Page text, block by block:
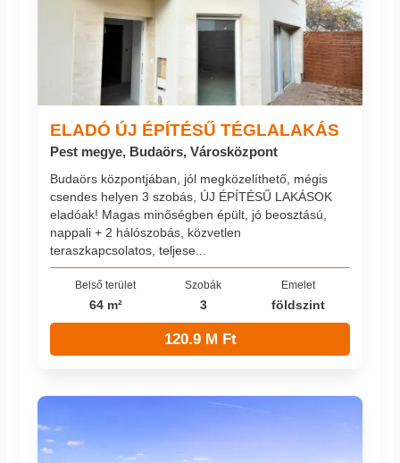
ELADÓ ÚJ ÉPÍTÉSŰ TÉGLALAKÁS
Pest megye, Budaörs, Városközpont
Budaörs központjában, jól megközelíthető, mégis
csendes helyen 3 szobás, ÚJ ÉPÍTÉSŰ LAKÁSOK
eladóak! Magas minőségben épült, jó beosztású,
nappali + 2 hálószobás, közvetlen
teraszkapcsolatos, teljese...
Belső terület
64 m²
Szobák
3
Emelet
földszint
120.9 M Ft